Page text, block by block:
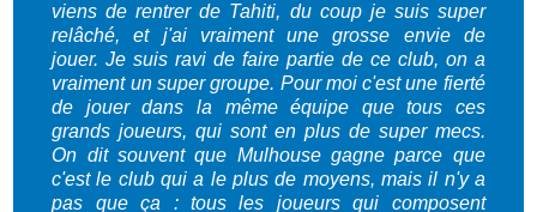
viens de rentrer de Tahiti, du coup je suis super
relâché, et j'ai vraiment une grosse envie de
jouer.Je suis ravi de faire partie de ce club, on a
vraiment un super groupe. Pour moi c'est une fierté
de jouer dans la même équipe que tous ces
grands joueurs, qui sont en plus de super mecs.
On dit souvent que Mulhouse gagne parce que
c'est le club qui a le plus de moyens, mais il n'y a
pas que ça : tous les joueurs qui composent